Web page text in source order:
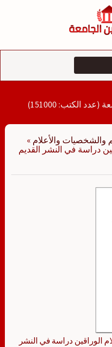
الكتب: 151000)
والشخصيات والأعلام »
دراسة في النشر القديم
الوراقين دراسة في النشر